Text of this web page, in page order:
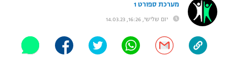
"מחצית בשכונה" – פודקאסט
היאבקות WWE
מערכת ספורט 1
יום שלישי, 16:26, 14.03.23